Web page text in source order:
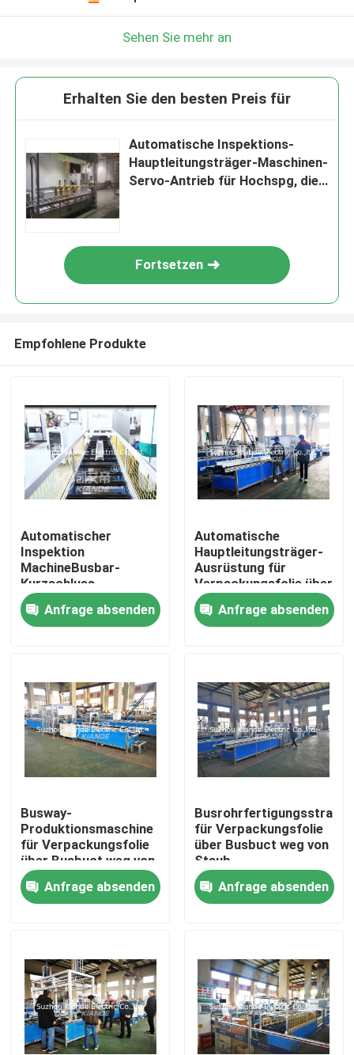
Haus
Über uns
Fabrik-Ausflug
Treten Sie mit uns in Verbindung
Nachrichten
Hauptleitungsträger-Maschine
Hauptleitungsträger-Werkzeugmaschine
Sehen Sie mehr an
Erhalten Sie den besten Preis für
Automatische Inspektions-
Hauptleitungsträger-Maschinen-
Servo-Antrieb für Hochspg, die
Fortsetzen
Empfohlene Produkte
Automatischer
Inspektion
MachineBusbar-
Kurzschluss-
Widerstand
Isolierinspektions-
Maschine für Busduct
Anfrage absenden
Automatische
Hauptleitungsträger-
Ausrüstung für
Verpackungsfolie über
Busbuct weg von
StaubAnfrage absenden
Busway-
Produktionsmaschine
für Verpackungsfolie
über Busbuct weg von
Staub
Anfrage absenden
Busrohrfertigungsstraße
für Verpackungsfolie
über Busbuct weg von
Staub
Anfrage absenden